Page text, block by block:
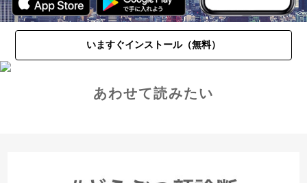
いますぐインストール（無料）
あわせて読みたい